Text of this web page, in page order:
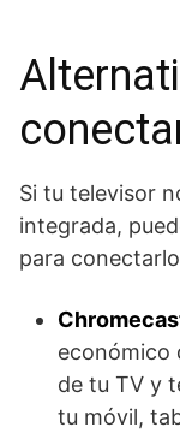
Si tu televisor
integrada,
para
económico
de tu TV y
tu móvil,